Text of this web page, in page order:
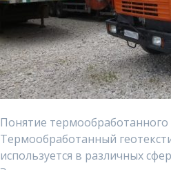
Понятие термообработанного
Термообработанный
используется в различных